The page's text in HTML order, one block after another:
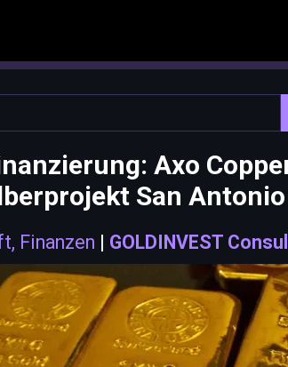
Axo
San
Finanzen | GOLDINVEST